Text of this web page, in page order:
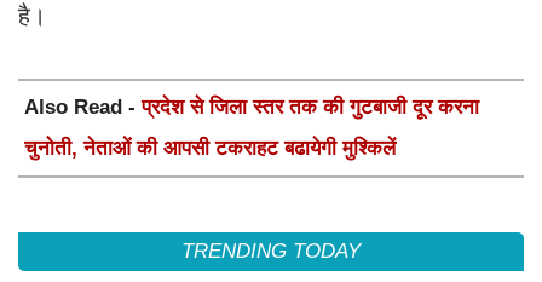
है।
Also Read -प्रदेश से जिला स्तर तक की गुटबाजी दूर करना
चुनोती, नेताओं की आपसी टकराहट बढायेगी मुश्किलें
TRENDING TODAY